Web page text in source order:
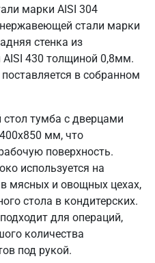
марки AISI 304
стали марки
стенка из
430 толщиной 0,8мм.
в собранном
тумба с дверцами
мм, что
поверхность.
используется на
мясных и овощных цехах,
стола в кондитерских.
для операций,
количества
под рукой.